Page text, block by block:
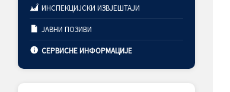
ИНСПЕКЦИЈСКИ ИЗВЈЕШТАЈИ
ЈАВНИ ПОЗИВИ
СЕРВИСНЕ ИНФОРМАЦИЈЕ